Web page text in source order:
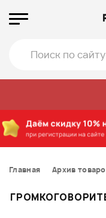
Главная Архив